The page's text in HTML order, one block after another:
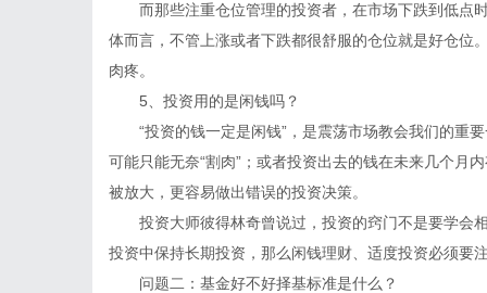
而那些注重仓位管理的投资者，在市场下跌到低点
体而言，不管上涨或者下跌都很舒服的仓位就是好仓位
肉疼。
5、投资用的是闲钱吗？
“投资的钱一定是闲钱”，是震荡市场教会我们的重
可能只能无奈“割肉”；或者投资出去的钱在未来几个月
被放大，更容易做出错误的投资决策。
投资大师彼得林奇曾说过，投资的窍门不是要学会
投资中保持长期投资，那么闲钱理财、适度投资必须要
问题二：基金好不好择基标准是什么？